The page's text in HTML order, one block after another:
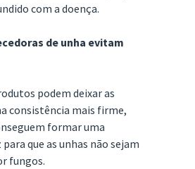
com a doença.
de unha evitam
podem deixar as
consistência mais firme,
formar uma
que as unhas não sejam
fungos.